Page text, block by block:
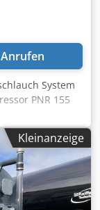
Anrufen
System
PNR 155
Befuellhilfe
für
Kleinanzeige